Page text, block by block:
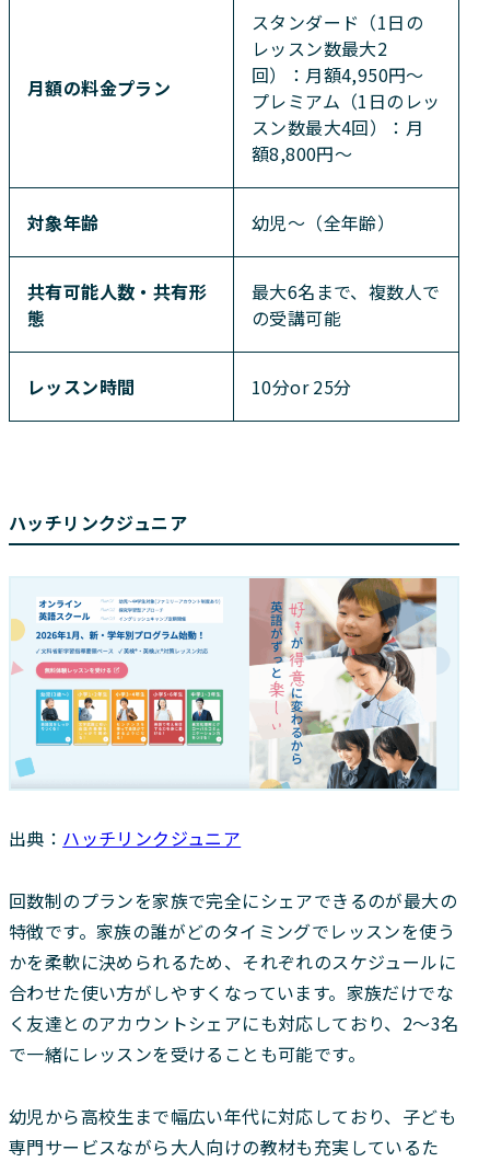
月額の料金プラン
スタンダード（1日の
レッスン数最大2
回）：月額4,950円～
プレミアム（1日のレッ
スン数最大4回）：月
額8,800円～
対象年齢 幼児～（全年齢）
共有可能人数・共有形
態
最大6名まで、複数人で
の受講可能
レッスン時間 10分or 25分
ハッチリンクジュニア
出典： ハッチリンクジュニア
回数制のプランを家族で完全にシェアできるのが最大の
特徴です。家族の誰がどのタイミングでレッスンを使う
かを柔軟に決められるため、それぞれのスケジュールに
合わせた使い方がしやすくなっています。家族だけでな
く友達とのアカウントシェアにも対応しており、2〜3名
で一緒にレッスンを受けることも可能です。
幼児から高校生まで幅広い年代に対応しており、子ども
専門サービスながら大人向けの教材も充実しているた